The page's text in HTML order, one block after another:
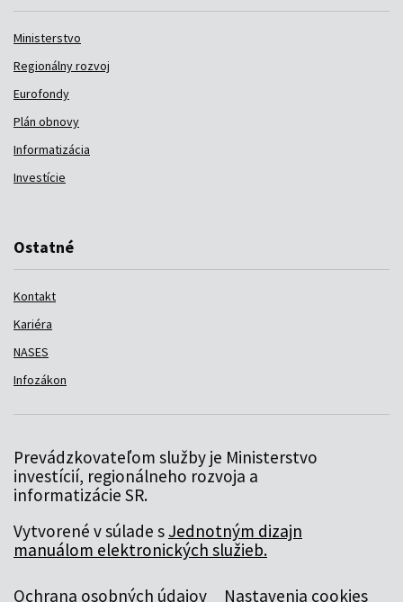
Ministerstvo
Regionálny rozvoj
Eurofondy
Plán obnovy
Informatizácia
Investície
Ostatné
Kontakt
Kariéra
NASES
Infozákon
Prevádzkovateľom služby je Ministerstvo
investícií, regionálneho rozvoja a
informatizácie SR.
Vytvorené v súlade s Jednotným dizajn
manuálom elektronických služieb.
Ochrana osobných údajov Nastavenia cookies